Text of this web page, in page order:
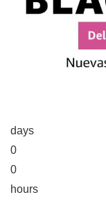
days
0
0
hours